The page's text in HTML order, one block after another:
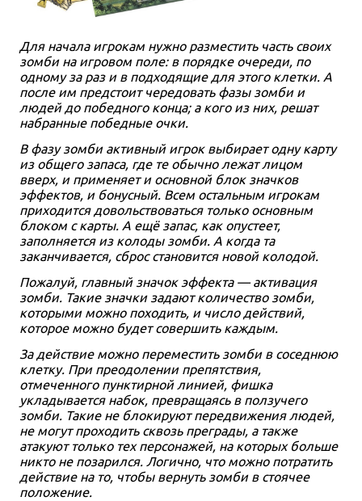
Для начала игрокам нужно разместить часть своих
зомби на игровом поле: в порядке очереди, по
одному за раз и в подходящие для этого клетки. А
после им предстоит чередовать фазы зомби и
людей до победного конца; а кого из них, решат
набранные победные очки.
В фазу зомби активный игрок выбирает одну карту
из общего запаса, где те обычно лежат лицом
вверх, и применяет и основной блок значков
эффектов, и бонусный. Всем остальным игрокам
приходится довольствоваться только основным
блоком с карты. А ещё запас, как опустеет,
заполняется из колоды зомби. А когда та
заканчивается, сброс становится новой колодой.
Пожалуй, главный значок эффекта — активация
зомби. Такие значки задают количество зомби,
которыми можно походить, и число действий,
которое можно будет совершить каждым.
За действие можно переместить зомби в соседнюю
клетку. При преодолении препятствия,
отмеченного пунктирной линией, фишка
укладывается набок, превращаясь в ползучего
зомби. Такие не блокируют передвижения людей,
не могут проходить сквозь преграды, а также
атакуют только тех персонажей, на которых больше
никто не позарился. Логично, что можно потратить
действие на то, чтобы вернуть зомби в стоячее
положение.